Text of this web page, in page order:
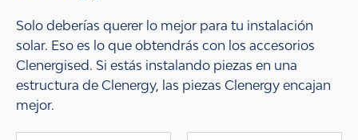
Solo deberías querer lo mejor para tu instalación
solar. Eso es lo que obtendrás con los accesorios
Clenergised. Si estás instalando piezas en una
estructura de Clenergy, las piezas Clenergy encajan
mejor.